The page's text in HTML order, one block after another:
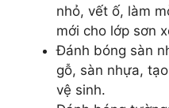
nhỏ, vết ố, làm
mới cho lớp sơn
Đánh bóng sàn
gỗ, sàn nhựa,
vệ sinh.